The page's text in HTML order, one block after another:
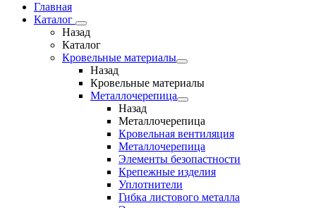
Главная
Каталог
Назад
Каталог
Кровельные материалы
Назад
Кровельные материалы
Металлочерепица
Назад
Металлочерепица
Кровельная вентиляция
Металлочерепица
Элементы безопастности
Крепежные изделия
Уплотнители
Гибка листового металла